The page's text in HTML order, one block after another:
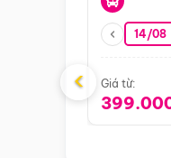
14/08
Giá từ:
‹